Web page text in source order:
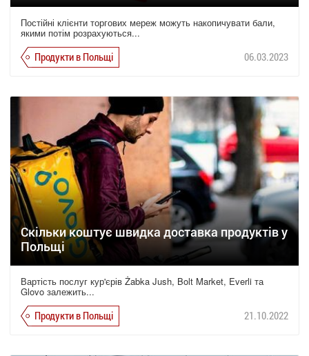
Постійні клієнти торгових мереж можуть накопичувати бали,
якими потім розрахуються...
Продукти в Польщі 06.03.2023
Скільки коштує швидка доставка продуктів у
Польщі
Вартість послуг кур'єрів Żabka Jush, Bolt Market, Everli та
Glovo залежить...
Продукти в Польщі 21.10.2022